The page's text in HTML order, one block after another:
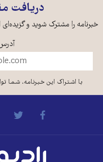
دریافت
خبرنامه را مشترک شوید و گزیده‌ای
با اشتراک این خبرنامه، شما